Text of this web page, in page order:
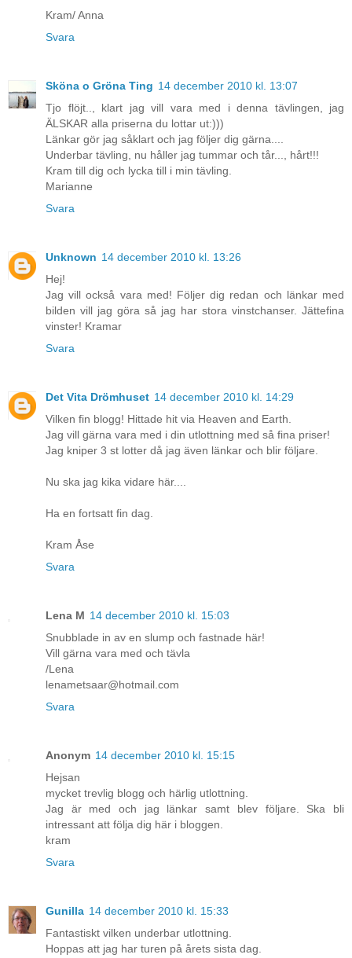
Kram/ Anna
Svara
Sköna o Gröna Ting 14 december 2010 kl. 13:07
Tjo flöjt.., klart jag vill vara med i denna tävlingen, jag
ÄLSKAR alla priserna du lottar ut:)))
Länkar gör jag såklart och jag följer dig gärna....
Underbar tävling, nu håller jag tummar och tår..., hårt!!!
Kram till dig och lycka till i min tävling.
Marianne
Svara
Unknown 14 december 2010 kl. 13:26
Hej!
Jag vill också vara med! Följer dig redan och länkar med
bilden vill jag göra så jag har stora vinstchanser. Jättefina
vinster! Kramar
Svara
Det Vita Drömhuset 14 december 2010 kl. 14:29
Vilken fin blogg! Hittade hit via Heaven and Earth.
Jag vill gärna vara med i din utlottning med så fina priser!
Jag kniper 3 st lotter då jag även länkar och blir följare.
Nu ska jag kika vidare här....
Ha en fortsatt fin dag.
Kram Åse
Svara
Lena M 14 december 2010 kl. 15:03
Snubblade in av en slump och fastnade här!
Vill gärna vara med och tävla
/Lena
lenametsaar@hotmail.com
Svara
Anonym 14 december 2010 kl. 15:15
Hejsan
mycket trevlig blogg och härlig utlottning.
Jag är med och jag länkar samt blev följare. Ska bli
intressant att följa dig här i bloggen.
kram
Svara
Gunilla 14 december 2010 kl. 15:33
Fantastiskt vilken underbar utlottning.
Hoppas att jag har turen på årets sista dag.